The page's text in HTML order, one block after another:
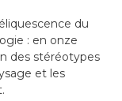
du
: en onze
des stéréotypes
et les